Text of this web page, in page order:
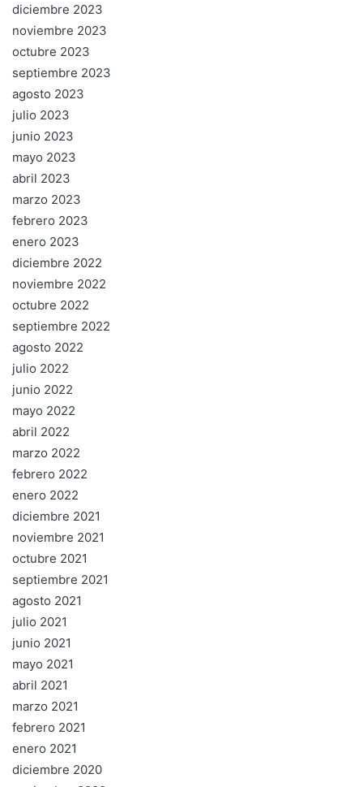
diciembre 2023
noviembre 2023
octubre 2023
septiembre 2023
agosto 2023
julio 2023
junio 2023
mayo 2023
abril 2023
marzo 2023
febrero 2023
enero 2023
diciembre 2022
noviembre 2022
octubre 2022
septiembre 2022
agosto 2022
julio 2022
junio 2022
mayo 2022
abril 2022
marzo 2022
febrero 2022
enero 2022
diciembre 2021
noviembre 2021
octubre 2021
septiembre 2021
agosto 2021
julio 2021
junio 2021
mayo 2021
abril 2021
marzo 2021
febrero 2021
enero 2021
diciembre 2020